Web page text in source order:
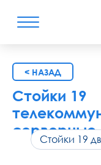
< НАЗАД
Стойки 19
серверные
Cтойки 19